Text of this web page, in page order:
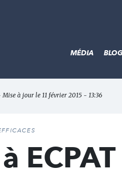
MÉDIA
à jour le 11 février 2015 - 13:36